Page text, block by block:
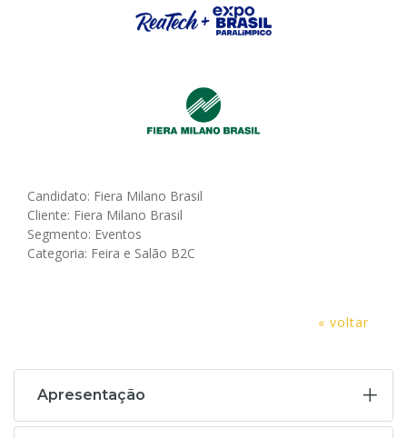
Candidato: Fiera Milano Brasil
Cliente: Fiera Milano Brasil
Segmento: Eventos
Categoria: Feira e Salão B2C
« voltar
Apresentação